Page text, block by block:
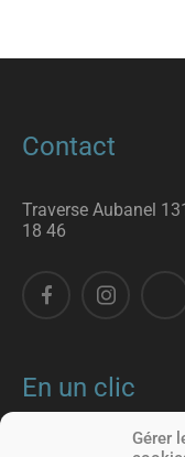
Gérer
Contact
Traverse Aubanel
18 46
En un clic
Nos formations